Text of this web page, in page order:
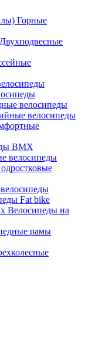
Горные
Двухподвесные
велосипеды
велосипеды
BMX
велосипеды
Fat bike
Велосипеды на
рамы